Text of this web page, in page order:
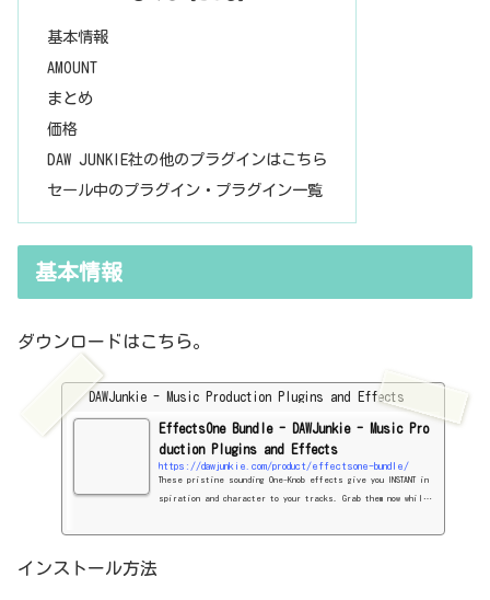
基本情報
AMOUNT
まとめ
価格
DAW JUNKIE社の他のプラグインはこちら
セール中のプラグイン・プラグイン一覧
基本情報
ダウンロードはこちら。
DAWJunkie - Music Production Plugins and Effects
EffectsOne Bundle - DAWJunkie - Music Pro
duction Plugins and Effects
https://dawjunkie.com/product/effectsone-bundle/
These pristine sounding One-Knob effects give you INSTANT in
spiration and character to your tracks. Grab them now while
インストール方法